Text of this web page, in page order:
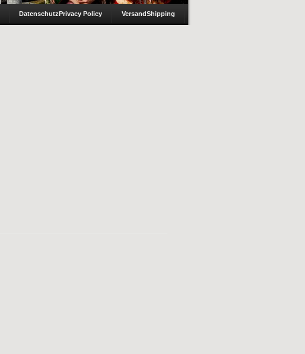
DatenschutzPrivacy Policy VersandShipping